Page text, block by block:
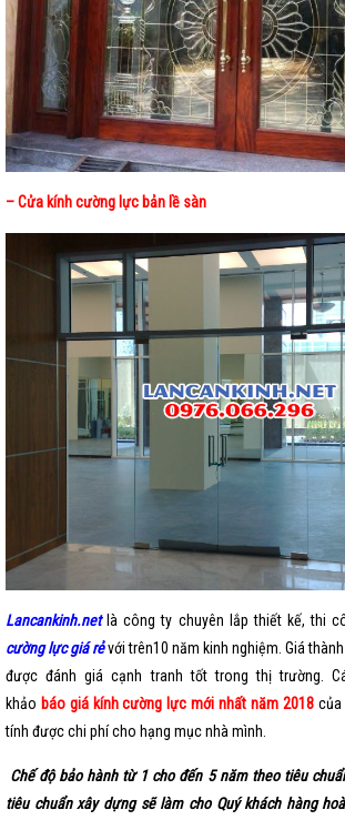
– Cửa kính cường lực bản lề sàn
Lancankinh.net là công ty chuyên lắp thiết kế, thi
cường lực giá rẻvới trên10 năm kinh nghiệm. Giá
được đánh giá cạnh tranh tốt trong thị trường.
khảo báo giá kính cường lực mới nhất năm 2018 của
tính được chi phí cho hạng mục nhà mình.
Chế độ bảo hành từ 1 cho đến 5 năm theo tiêu
tiêu chuẩn xây dựng sẽ làm cho Quý khách hàng